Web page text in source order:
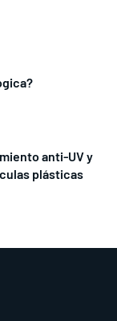
anti-UV y
plásticas